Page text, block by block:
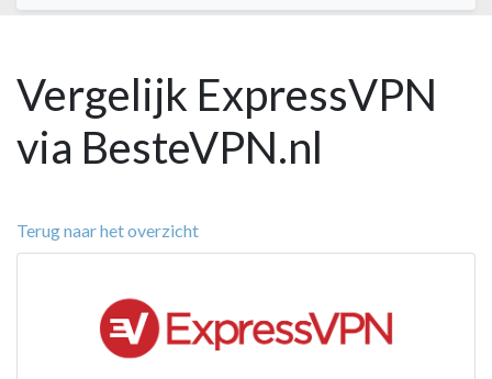
Vergelijk ExpressVPN
via BesteVPN.nl
Terug naar het overzicht